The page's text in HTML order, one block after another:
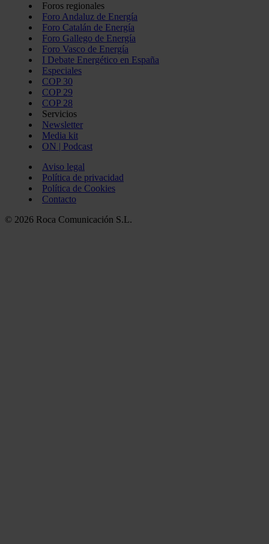
Foros regionales
Foro Andaluz de Energía
Foro Catalán de Energía
Foro Gallego de Energía
Foro Vasco de Energía
I Debate Energético en España
Especiales
COP 30
COP 29
COP 28
Servicios
Newsletter
Media kit
ON | Podcast
Aviso legal
Política de privacidad
Política de Cookies
Contacto
© 2026 Roca Comunicación S.L.